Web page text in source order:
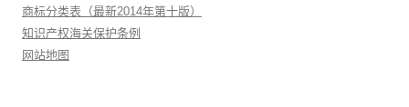
商标分类表（最新2014年第十版）
知识产权海关保护条例
网站地图